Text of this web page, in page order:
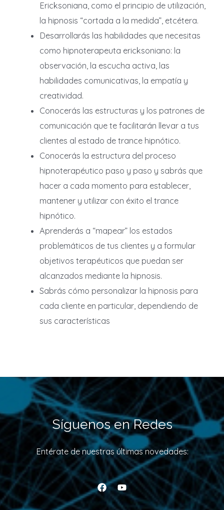
Ericksoniana, como el principio de utilización,
la hipnosis “cortada a la medida”, etcétera.
Desarrollarás las habilidades que necesitas
como hipnoterapeuta ericksoniano: la
observación, la escucha activa, las
habilidades comunicativas, la empatía y
creatividad.
Conocerás las estructuras y los patrones de
comunicación que te facilitarán llevar a tus
clientes al estado de trance hipnótico.
Conocerás la estructura del proceso
hipnoterapéutico paso y paso y sabrás que
hacer a cada momento para establecer,
mantener y utilizar con éxito el trance
hipnótico.
Aprenderás a “mapear” los estados
problemáticos de tus clientes y a formular
objetivos terapéuticos que puedan ser
alcanzados mediante la hipnosis.
Sabrás cómo personalizar la hipnosis para
cada cliente en particular, dependiendo de
sus características
Síguenos en Redes
Entérate de nuestras últimas novedades: